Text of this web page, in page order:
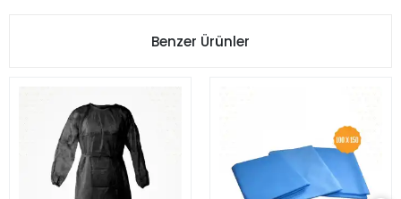
Benzer Ürünler